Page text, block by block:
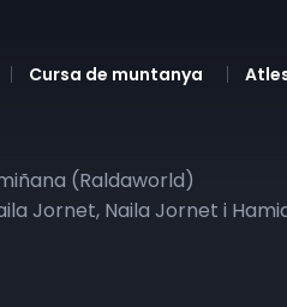
Cursa de muntanya
(Raldaworld)
Jornet, Naila Jornet i